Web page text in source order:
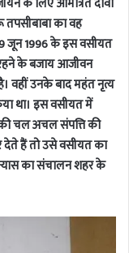
तपसीबाबा का वह
जून 1996 के इस वसीयत
रहने के बजाय आजीवन
वहीं उनके बाद महंत नृत्य
था। इस वसीयत में
की चल अचल संपत्ति की
देते हैं तो उसे वसीयत का
का संचालन शहर के